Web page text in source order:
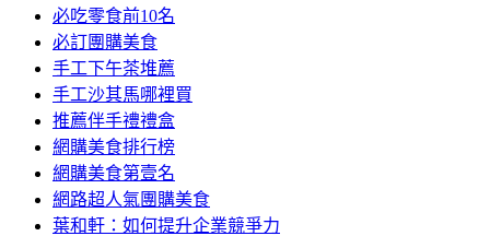
必吃零食前10名
必訂團購美食
手工下午茶堆薦
手工沙其馬哪裡買
推薦伴手禮禮盒
網購美食排行榜
網購美食第壹名
網路超人氣團購美食
葉和軒：如何提升企業競爭力